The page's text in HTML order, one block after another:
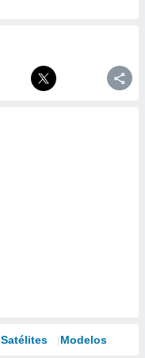
Satélites Modelos